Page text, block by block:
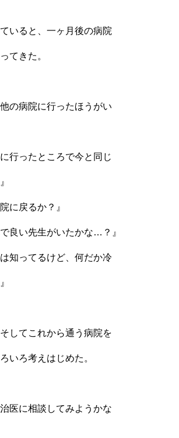
いると、一ヶ月後の病院
てきた。
の病院に行ったほうがい
行ったところで今と同じ
に戻るか？』
良い先生がいたかな…？』
知ってるけど、何だか冷
してこれから通う病院を
いろ考えはじめた。
医に相談してみようかな